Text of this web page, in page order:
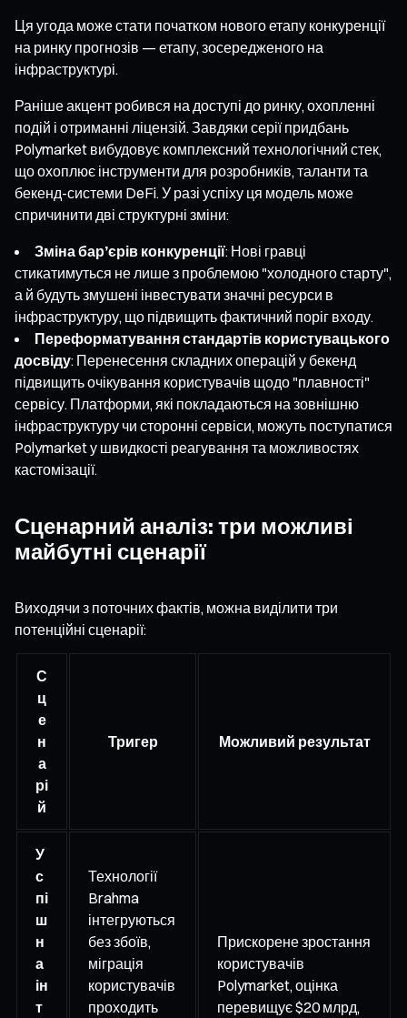
Ця угода може стати початком нового етапу конкуренції
на ринку прогнозів — етапу, зосередженого на
інфраструктурі.
Раніше акцент робився на доступі до ринку, охопленні
подій і отриманні ліцензій. Завдяки серії придбань
Polymarket вибудовує комплексний технологічний стек,
що охоплює інструменти для розробників, таланти та
бекенд-системи DeFi. У разі успіху ця модель може
спричинити дві структурні зміни:
Зміна бар’єрів конкуренції: Нові гравці
стикатимуться не лише з проблемою "холодного старту",
а й будуть змушені інвестувати значні ресурси в
інфраструктуру, що підвищить фактичний поріг входу.
Переформатування стандартів користувацького
досвіду: Перенесення складних операцій у бекенд
підвищить очікування користувачів щодо "плавності"
сервісу. Платформи, які покладаються на зовнішню
інфраструктуру чи сторонні сервіси, можуть поступатися
Polymarket у швидкості реагування та можливостях
кастомізації.
Сценарний аналіз: три можливі
майбутні сценарії
Виходячи з поточних фактів, можна виділити три
потенційні сценарії:
С
ц
е
н
а
рі
й
Тригер Можливий результат
У
с
пі
ш
н
а
ін
т
Технології
Brahma
інтегруються
без збоїв,
міграція
користувачів
проходить
Прискорене зростання
користувачів
Polymarket, оцінка
перевищує $20 млрд,